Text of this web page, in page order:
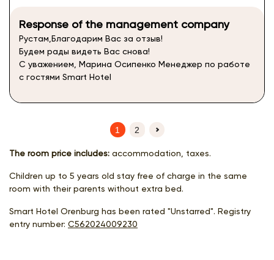
Response of the management company
Рустам,Благодарим Вас за отзыв!
Будем рады видеть Вас снова!
С уважением, Марина Осипенко Менеджер по работе
с гостями Smart Hotel
1(current)
2
The room price includes: accommodation, taxes.
Children up to 5 years old stay free of charge in the same
room with their parents without extra bed.
Smart Hotel Orenburg has been rated "Unstarred". Registry
entry number: С562024009230